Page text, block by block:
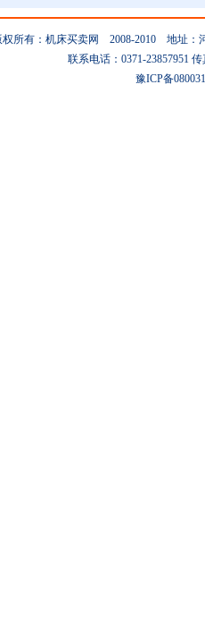
权所有：机床买卖网 2008-2010 地址：
联系电话：0371-23857951
豫ICP备